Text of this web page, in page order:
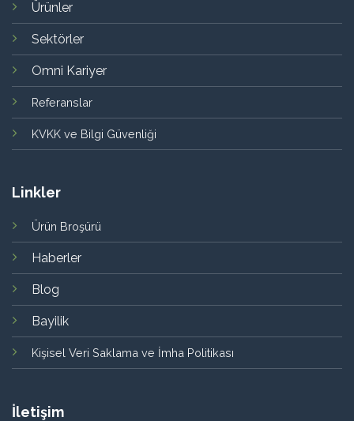
Ürünler
Sektörler
Omni Kariyer
Referanslar
KVKK ve Bilgi Güvenliği
Linkler
Ürün Broşürü
Haberler
Blog
Bayilik
Kişisel Veri Saklama ve İmha Politikası
İletişim